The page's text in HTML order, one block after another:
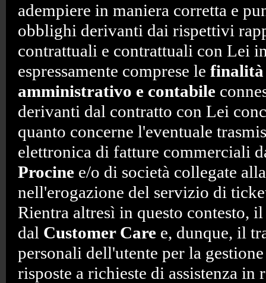
adempiere in maniera corretta e
obblighi derivanti dai rispettivi
contrattuali e contrattuali con Lei
espressamente comprese le
amministrativo e contabile
derivanti dal contratto con Lei
quanto concerne l'eventuale
elettronica di fatture commerciali
Procine e/o di società collegate
nell'erogazione del servizio di
Rientra altresì in questo contesto,
dal Customer Care e, dunque, il
personali dell'utente per la
risposte a richieste di assistenza in